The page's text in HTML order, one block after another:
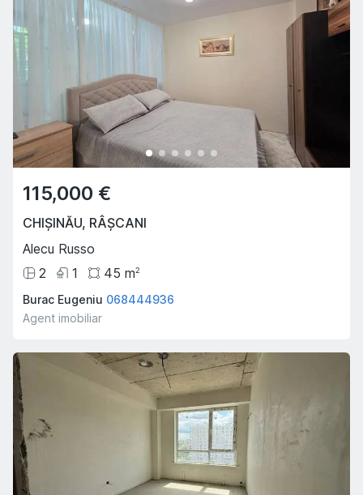
115,000 €
CHIȘINĂU, RÂȘCANI
Alecu Russo
2
1 45 m2
Burac Eugeniu 068444936
Agent imobiliar